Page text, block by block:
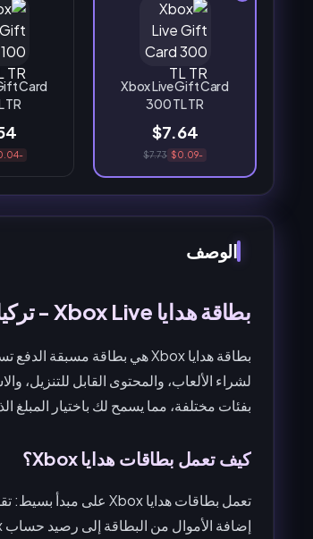
Xbox Live Gift Card
300 TL TR
$7.64
-$0.09
$7.73
Card
TR
-$0.04
الوصف
بطاقة هدايا Xbox Live - تركيا
بفئات مختلفة، مما يسمح لك باختيار المبلغ
كيف تعمل بطاقات هدايا Xbox؟
إضافة الأموال من البطاقة إلى رصيد حساب Xbox الخاص بك، والذي يمكن استخدامه لإجراء مشتريات داخل نظام Xbox.